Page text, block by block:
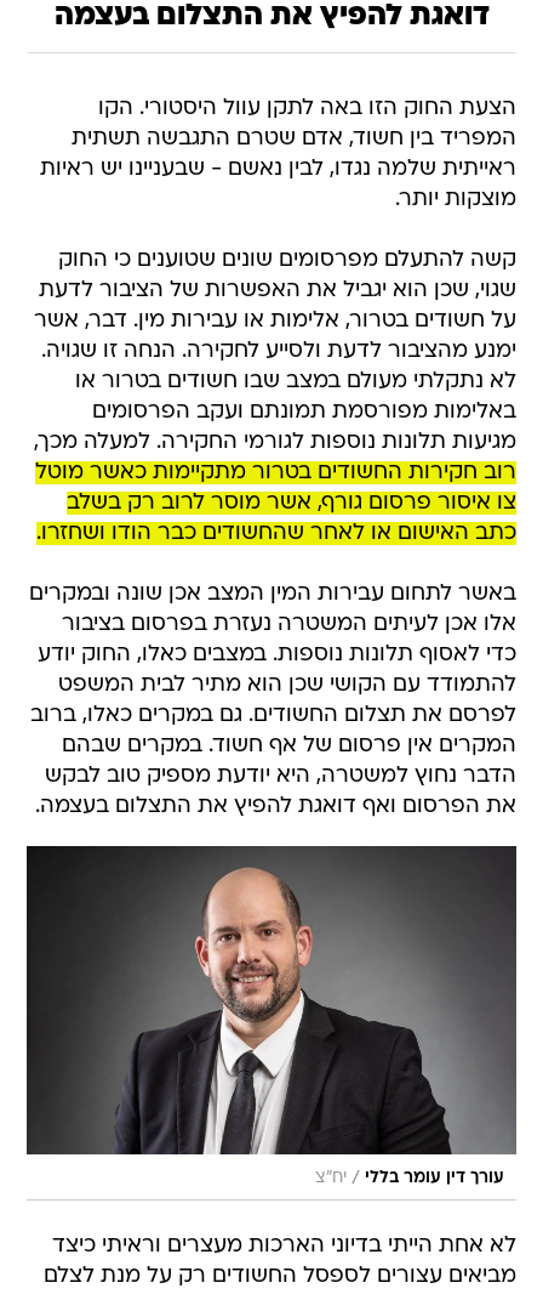
דואגת להפיץ את התצלום בעצמה
הצעת החוק הזו באה לתקן עוול היסטורי. הקו
המפריד בין חשוד, אדם שטרם התגבשה תשתית
ראייתית שלמה נגדו, לבין נאשם - שבעניינו יש ראיות
מוצקות יותר.
קשה להתעלם מפרסומים שונים שטוענים כי החוק
שגוי, שכן הוא יגביל את האפשרות של הציבור לדעת
על חשודים בטרור, אלימות או עבירות מין. דבר, אשר
ימנע מהציבור לדעת ולסייע לחקירה. הנחה זו שגויה.
לא נתקלתי מעולם במצב שבו חשודים בטרור או
באלימות מפורסמת תמונתם ועקב הפרסומים
מגיעות תלונות נוספות לגורמי החקירה. למעלה מכך,
רוב חקירות החשודים בטרור מתקיימות כאשר מוטל
צו איסור פרסום גורף, אשר מוסר לרוב רק בשלב
כתב האישום או לאחר שהחשודים כבר הודו ושחזרו.
באשר לתחום עבירות המין המצב אכן שונה ובמקרים
אלו אכן לעיתים המשטרה נעזרת בפרסום בציבור
כדי לאסוף תלונות נוספות. במצבים כאלו, החוק יודע
להתמודד עם הקושי שכן הוא מתיר לבית המשפט
לפרסם את תצלום החשודים. גם במקרים כאלו, ברוב
המקרים אין פרסום של אף חשוד. במקרים שבהם
הדבר נחוץ למשטרה, היא יודעת מספיק טוב לבקש
את הפרסום ואף דואגת להפיץ את התצלום בעצמה.
עורך דין עומר בללי / יח"צ
לא אחת הייתי בדיוני הארכות מעצרים וראיתי כיצד
מביאים עצורים לספסל החשודים רק על מנת לצלם